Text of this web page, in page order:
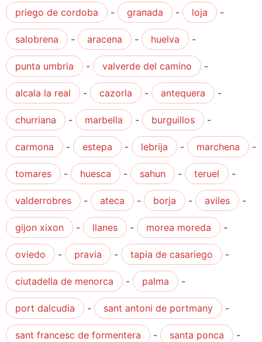
priego de cordoba - granada - loja -
salobrena - aracena - huelva -
punta umbria - valverde del camino -
alcala la real - cazorla - antequera -
churriana - marbella - burguillos -
carmona - estepa - lebrija - marchena -
tomares - huesca - sahun - teruel -
valderrobres - ateca - borja - aviles -
gijon xixon - llanes - morea moreda -
oviedo - pravia - tapia de casariego -
ciutadella de menorca - palma -
port dalcudia - sant antoni de portmany -
sant francesc de formentera - santa ponca -